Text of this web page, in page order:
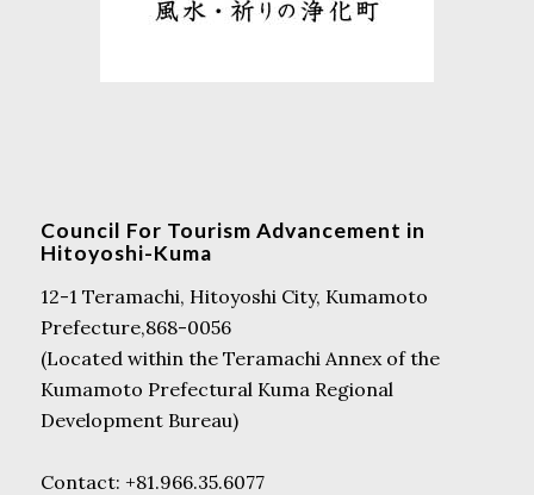
Council For Tourism Advancement in
Hitoyoshi-Kuma
12-1 Teramachi, Hitoyoshi City, Kumamoto
Prefecture,868-0056
(Located within the Teramachi Annex of the
Kumamoto Prefectural Kuma Regional
Development Bureau)
Contact: +81.966.35.6077